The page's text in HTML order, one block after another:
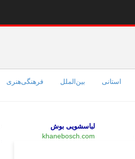
استانی بین‌الملل فرهنگی‌هنری
لباسشویی بوش
khanebosch.com